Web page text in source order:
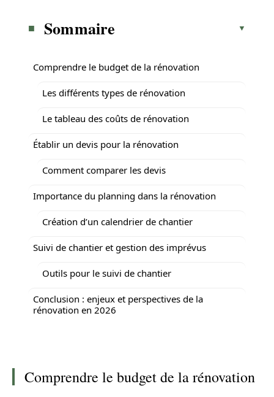
Sommaire
Comprendre le budget de la rénovation
Les différents types de rénovation
Le tableau des coûts de rénovation
Établir un devis pour la rénovation
Comment comparer les devis
Importance du planning dans la rénovation
Création d’un calendrier de chantier
Suivi de chantier et gestion des imprévus
Outils pour le suivi de chantier
Conclusion : enjeux et perspectives de la
rénovation en 2026
Comprendre le budget de la rénovation